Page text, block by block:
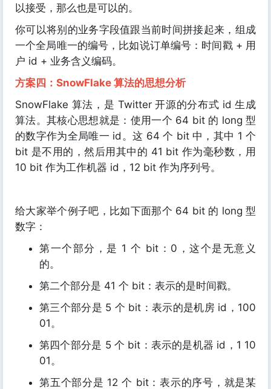
以接受，那么也是可以的。
你可以将别的业务字段值跟当前时间拼接起来，组成
一个全局唯一的编号，比如说订单编号：时间戳 + 用
户 id + 业务含义编码。
方案四：SnowFlake 算法的思想分析
SnowFlake 算法，是 Twitter 开源的分布式 id 生成
算法。其核心思想就是：使用一个 64 bit 的 long 型
的数字作为全局唯一 id。这 64 个 bit 中，其中 1 个
bit 是不用的，然后用其中的 41 bit 作为毫秒数，用
10 bit 作为工作机器 id，12 bit 作为序列号。
给大家举个例子吧，比如下面那个 64 bit 的 long 型
数字：
第一个部分，是 1 个 bit：0，这个是无意义
的。
第二个部分是 41 个 bit：表示的是时间戳。
第三个部分是 5 个 bit：表示的是机房 id，100
01。
第四个部分是 5 个 bit：表示的是机器 id，1 10
01。
第五个部分是 12 个 bit：表示的序号，就是某